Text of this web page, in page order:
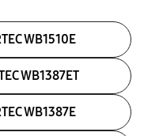
WB1510E
WB1387ET
WB1387E